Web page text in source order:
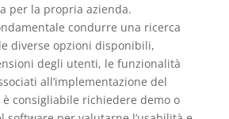
per la propria azienda.
condurre una ricerca
diverse opzioni disponibili,
degli utenti, le funzionalità
all’implementazione del
consigliabile richiedere demo o